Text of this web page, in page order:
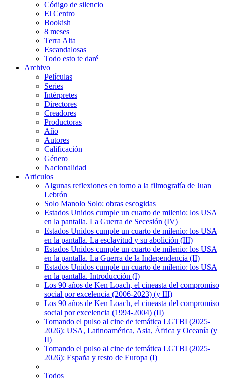
Código de silencio
El Centro
Bookish
8 meses
Terra Alta
Escandalosas
Todo esto te daré
Archivo
Películas
Series
Intérpretes
Directores
Creadores
Productoras
Año
Autores
Calificación
Género
Nacionalidad
Articulos
Algunas reflexiones en torno a la filmografía de Juan
Lebrón
Solo Manolo Solo: obras escogidas
Estados Unidos cumple un cuarto de milenio: los USA
en la pantalla. La Guerra de Secesión (IV)
Estados Unidos cumple un cuarto de milenio: los USA
en la pantalla. La esclavitud y su abolición (III)
Estados Unidos cumple un cuarto de milenio: los USA
en la pantalla. La Guerra de la Independencia (II)
Estados Unidos cumple un cuarto de milenio: los USA
en la pantalla. Introducción (I)
Los 90 años de Ken Loach, el cineasta del compromiso
social por excelencia (2006-2023) (y III)
Los 90 años de Ken Loach, el cineasta del compromiso
social por excelencia (1994-2004) (II)
Tomando el pulso al cine de temática LGTBI (2025-
2026): USA, Latinoamérica, Asia, África y Oceanía (y
II)
Tomando el pulso al cine de temática LGTBI (2025-
2026): España y resto de Europa (I)
Todos